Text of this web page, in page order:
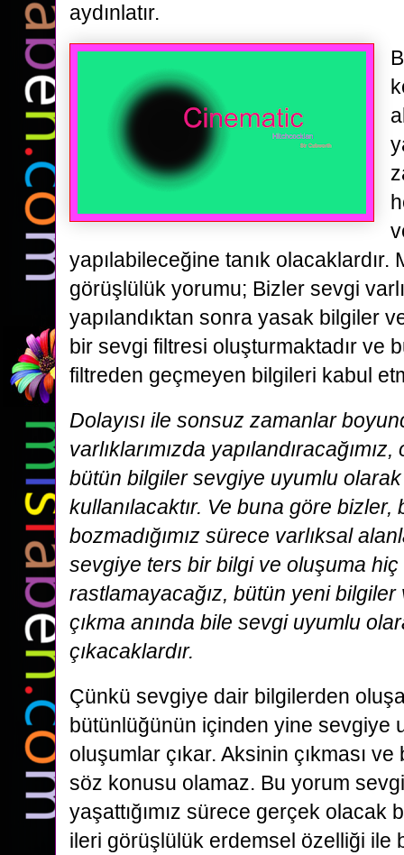
aydınlatır.
yapılabileceğine tanık olacaklardır.
görüşlülük yorumu; Bizler sevgi
yapılandıktan sonra yasak bilgiler
bir sevgi filtresi oluşturmaktadır ve
filtreden geçmeyen bilgileri kabul
Dolayısı ile sonsuz zamanlar
varlıklarımızda
bütün bilgiler sevgiye uyumlu olarak
kullanılacaktır. Ve buna göre bizler,
bozmadığımız sürece varlıksal
sevgiye ters bir bilgi ve oluşuma
rastlamayacağız, bütün yeni
çıkma anında bile sevgi uyumlu
çıkacaklardır.
Çünkü sevgiye dair bilgilerden
bütünlüğünün içinden yine sevgiye
oluşumlar çıkar. Aksinin çıkması
söz konusu olamaz. Bu yorum
yaşattığımız sürece gerçek olacak
ileri görüşlülük erdemsel özelliği ile